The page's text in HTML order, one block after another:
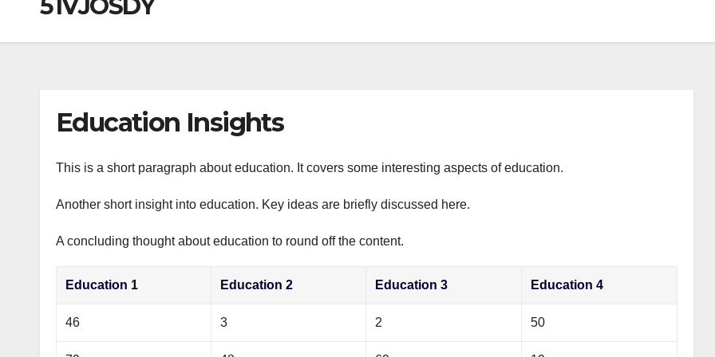
51VJOSDY
Education Insights
This is a short paragraph about education. It covers some interesting aspects of education.
Another short insight into education. Key ideas are briefly discussed here.
A concluding thought about education to round off the content.
Education 1 Education 2 Education 3 Education 4
46 3 2 50
m